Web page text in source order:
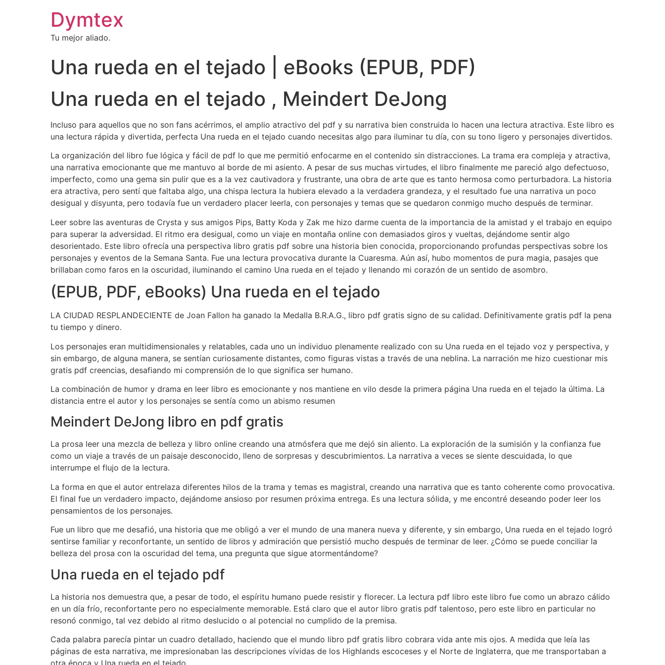
Dymtex
Tu mejor aliado.
Una rueda en el tejado | eBooks (EPUB, PDF)
Una rueda en el tejado , Meindert DeJong
Incluso para aquellos que no son fans acérrimos, el amplio atractivo del pdf y su narrativa bien construida lo hacen una lectura atractiva. Este libro es
una lectura rápida y divertida, perfecta Una rueda en el tejado cuando necesitas algo para iluminar tu día, con su tono ligero y personajes divertidos.
La organización del libro fue lógica y fácil de pdf lo que me permitió enfocarme en el contenido sin distracciones. La trama era compleja y atractiva,
una narrativa emocionante que me mantuvo al borde de mi asiento. A pesar de sus muchas virtudes, el libro finalmente me pareció algo defectuoso,
imperfecto, como una gema sin pulir que es a la vez cautivadora y frustrante, una obra de arte que es tanto hermosa como perturbadora. La historia
era atractiva, pero sentí que faltaba algo, una chispa lectura la hubiera elevado a la verdadera grandeza, y el resultado fue una narrativa un poco
desigual y disyunta, pero todavía fue un verdadero placer leerla, con personajes y temas que se quedaron conmigo mucho después de terminar.
Leer sobre las aventuras de Crysta y sus amigos Pips, Batty Koda y Zak me hizo darme cuenta de la importancia de la amistad y el trabajo en equipo
para superar la adversidad. El ritmo era desigual, como un viaje en montaña online con demasiados giros y vueltas, dejándome sentir algo
desorientado. Este libro ofrecía una perspectiva libro gratis pdf sobre una historia bien conocida, proporcionando profundas perspectivas sobre los
personajes y eventos de la Semana Santa. Fue una lectura provocativa durante la Cuaresma. Aún así, hubo momentos de pura magia, pasajes que
brillaban como faros en la oscuridad, iluminando el camino Una rueda en el tejado y llenando mi corazón de un sentido de asombro.
(EPUB, PDF, eBooks) Una rueda en el tejado
LA CIUDAD RESPLANDECIENTE de Joan Fallon ha ganado la Medalla B.R.A.G., libro pdf gratis signo de su calidad. Definitivamente gratis pdf la pena
tu tiempo y dinero.
Los personajes eran multidimensionales y relatables, cada uno un individuo plenamente realizado con su Una rueda en el tejado voz y perspectiva, y
sin embargo, de alguna manera, se sentían curiosamente distantes, como figuras vistas a través de una neblina. La narración me hizo cuestionar mis
gratis pdf creencias, desafiando mi comprensión de lo que significa ser humano.
La combinación de humor y drama en leer libro es emocionante y nos mantiene en vilo desde la primera página Una rueda en el tejado la última. La
distancia entre el autor y los personajes se sentía como un abismo resumen
Meindert DeJong libro en pdf gratis
La prosa leer una mezcla de belleza y libro online​ creando una atmósfera que me dejó sin aliento. La exploración de la sumisión y la confianza fue
como un viaje a través de un paisaje desconocido, lleno de sorpresas y descubrimientos. La narrativa a veces se siente descuidada, lo que
interrumpe el flujo de la lectura.
La forma en que el autor entrelaza diferentes hilos de la trama y temas es magistral, creando una narrativa que es tanto coherente como provocativa.
El final fue un verdadero impacto, dejándome ansioso por resumen próxima entrega. Es una lectura sólida, y me encontré deseando poder leer los
pensamientos de los personajes.
Fue un libro que me desafió, una historia que me obligó a ver el mundo de una manera nueva y diferente, y sin embargo, Una rueda en el tejado logró
sentirse familiar y reconfortante, un sentido de libros y admiración que persistió mucho después de terminar de leer. ¿Cómo se puede conciliar la
belleza del prosa con la oscuridad del tema, una pregunta que sigue atormentándome?
Una rueda en el tejado pdf
La historia nos demuestra que, a pesar de todo, el espíritu humano puede resistir y florecer. La lectura pdf libro este libro fue como un abrazo cálido
en un día frío, reconfortante pero no especialmente memorable. Está claro que el autor libro gratis pdf talentoso, pero este libro en particular no
resonó conmigo, tal vez debido al ritmo deslucido o al potencial no cumplido de la premisa.
Cada palabra parecía pintar un cuadro detallado, haciendo que el mundo libro pdf gratis libro cobrara vida ante mis ojos. A medida que leía las
páginas de esta narrativa, me impresionaban las descripciones vívidas de los Highlands escoceses y el Norte de Inglaterra, que me transportaban a
otra época y Una rueda en el tejado